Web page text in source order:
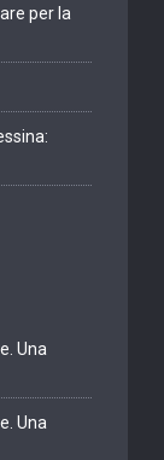
per la
Una
Una